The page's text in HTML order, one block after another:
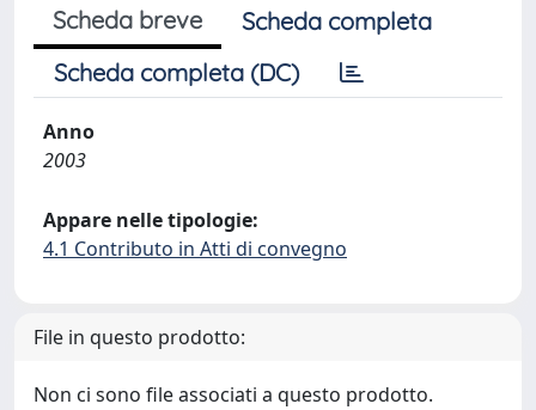
Scheda breve
Scheda completa
Scheda completa (DC)
Anno
2003
Appare nelle tipologie:
4.1 Contributo in Atti di convegno
File in questo prodotto:
Non ci sono file associati a questo prodotto.